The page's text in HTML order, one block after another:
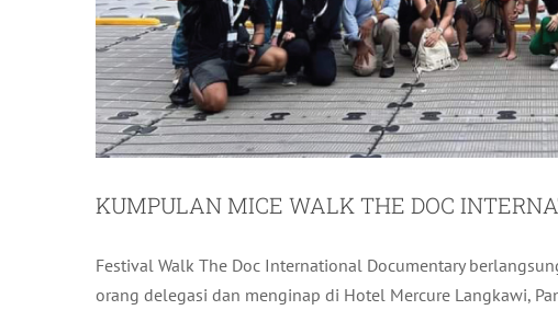
KUMPULAN MICE WALK THE DOC
Festival Walk The Doc International Documentary
orang delegasi dan menginap di Hotel Mercure Langkawi,